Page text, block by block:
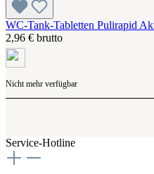
WC-Tank-Tabletten Pulirapid
2,96 € brutto
Nicht mehr verfügbar
Service-Hotline